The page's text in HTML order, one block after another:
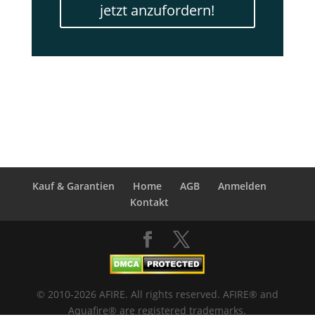
jetzt anzufordern!
Kauf & Garantien Home AGB
Anmelden
Kontakt
© 2010-2026 AFIRE. All rights reserved. AFIRE® and
Aquafire® are registered trademarks.